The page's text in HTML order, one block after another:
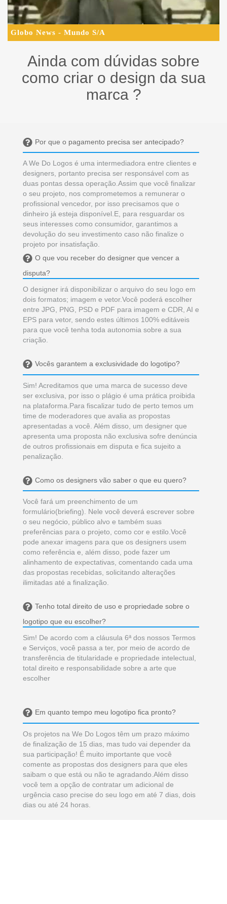
Globo News - Mundo S/A
Ainda com dúvidas sobre
como criar o design da sua
marca ?
Por que o pagamento precisa ser antecipado?
A We Do Logos é uma intermediadora entre clientes e
designers, portanto precisa ser responsável com as
duas pontas dessa operação.Assim que você finalizar
o seu projeto, nos comprometemos a remunerar o
profissional vencedor, por isso precisamos que o
dinheiro já esteja disponível.E, para resguardar os
seus interesses como consumidor, garantimos a
devolução do seu investimento caso não finalize o
projeto por insatisfação.
O que vou receber do designer que vencer a
disputa?
O designer irá disponibilizar o arquivo do seu logo em
dois formatos; imagem e vetor.Você poderá escolher
entre JPG, PNG, PSD e PDF para imagem e CDR, AI e
EPS para vetor, sendo estes últimos 100% editáveis
para que você tenha toda autonomia sobre a sua
criação.
Vocês garantem a exclusividade do logotipo?
Sim! Acreditamos que uma marca de sucesso deve
ser exclusiva, por isso o plágio é uma prática proibida
na plataforma.Para fiscalizar tudo de perto temos um
time de moderadores que avalia as propostas
apresentadas a você. Além disso, um designer que
apresenta uma proposta não exclusiva sofre denúncia
de outros profissionais em disputa e fica sujeito a
penalização.
Como os designers vão saber o que eu quero?
Você fará um preenchimento de um
formulário(briefing). Nele você deverá escrever sobre
o seu negócio, público alvo e também suas
preferências para o projeto, como cor e estilo.Você
pode anexar imagens para que os designers usem
como referência e, além disso, pode fazer um
alinhamento de expectativas, comentando cada uma
das propostas recebidas, solicitando alterações
ilimitadas até a finalização.
Tenho total direito de uso e propriedade sobre o
logotipo que eu escolher?
Sim! De acordo com a cláusula 6ª dos nossos Termos
e Serviços, você passa a ter, por meio de acordo de
transferência de titularidade e propriedade intelectual,
total direito e responsabilidade sobre a arte que
escolher
Em quanto tempo meu logotipo fica pronto?
Os projetos na We Do Logos têm um prazo máximo
de finalização de 15 dias, mas tudo vai depender da
sua participação! É muito importante que você
comente as propostas dos designers para que eles
saibam o que está ou não te agradando.Além disso
você tem a opção de contratar um adicional de
urgência caso precise do seu logo em até 7 dias, dois
dias ou até 24 horas.